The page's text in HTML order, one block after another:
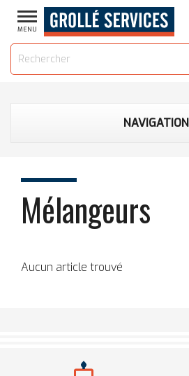
MENU
NAVIGATION
Mélangeurs
Aucun article trouvé